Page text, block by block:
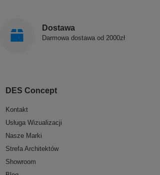
Dostawa
Darmowa dostawa od 2000zł
DES Concept
Kontakt
Usługa Wizualizacji
Nasze Marki
Strefa Architektów
Showroom